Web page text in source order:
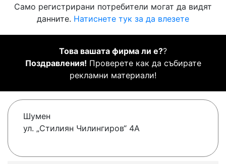
Само регистрирани потребители могат да видят
данните. Натиснете тук за да влезете
Това вашата фирма ли е??
Поздравления! Проверете как да събирате
рекламни материали!
Шумен
ул. „Стилиян Чилингиров“ 4А